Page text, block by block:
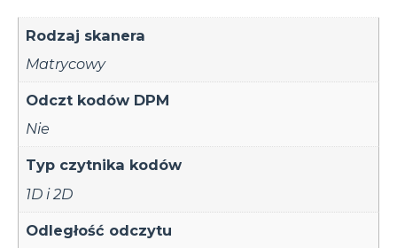
Rodzaj skanera
Matrycowy
Odczt kodów DPM
Nie
Typ czytnika kodów
1D i 2D
Odległość odczytu